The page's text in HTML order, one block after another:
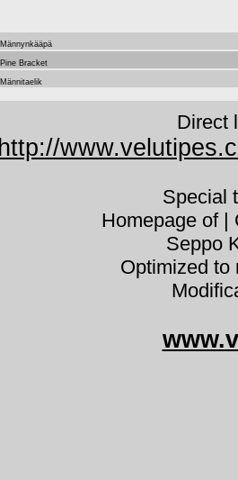
Männynkääpä
Pine Bracket
Männitaelik
Direct
http://
Special
Homepage of |
Seppo
Optimized to